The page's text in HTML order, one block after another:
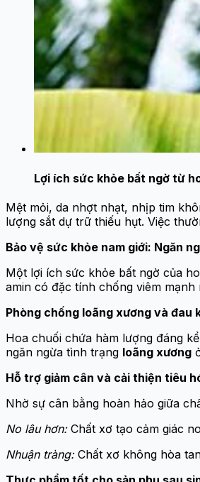
Lợi ích sức khỏe bất ngờ từ
Mệt mỏi, da nhợt nhạt, nhịp tim
lượng sắt dự trữ thiếu hụt. Việc
Bảo vệ sức khỏe nam giới: Ngăn
Một lợi ích sức khỏe bất ngờ của
amin có đặc tính chống viêm
Phòng chống loãng xương và đau
Hoa chuối chứa hàm lượng đáng
ngăn ngừa tình trạng loãng xương
Hỗ trợ giảm cân và cải thiện tiêu
Nhờ sự cân bằng hoàn hảo giữa
No lâu hơn: Chất xơ tạo cảm giác
Nhuận tràng:Chất xơ không hòa